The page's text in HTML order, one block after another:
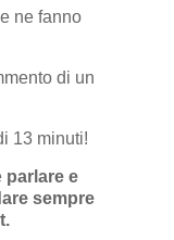
ne fanno
di un
13 minuti!
parlare e
sempre